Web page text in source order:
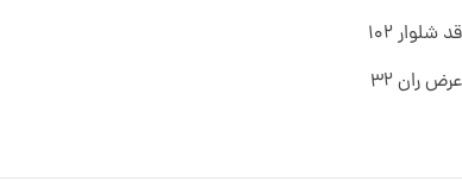
قد شلوار 102
عرض ران 32